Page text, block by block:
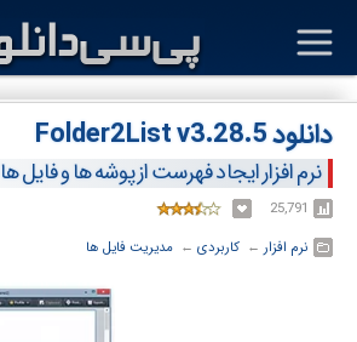
دانلود Folder2List v3.28.5
نرم افزار ایجاد فهرست از پوشه ها و فایل ها
25,791
نرم افزار ← ‏ کاربردی ← ‏ مدیریت فایل ها